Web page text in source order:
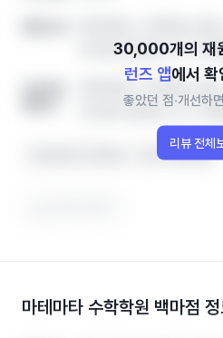
테 정보 한번에, 인기 학
테 정보 한번에, 인기 학
아이가 좋아해요
런즈 앱에서
좋았던 점‧개선하
리뷰 전체
마테마타 수학학원 백마점